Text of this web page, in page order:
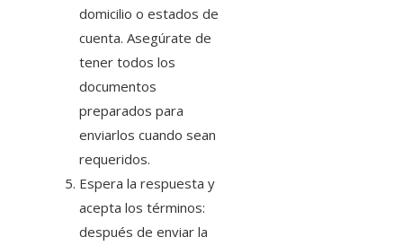
domicilio o estados de
cuenta. Asegúrate de
tener todos los
documentos
preparados para
enviarlos cuando sean
requeridos.
Espera la respuesta y
acepta los términos:
después de enviar la